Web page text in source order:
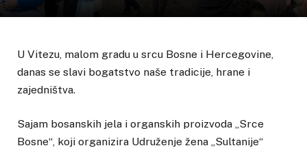
U Vitezu, malom gradu u srcu Bosne i Hercegovine,
danas se slavi bogatstvo naše tradicije, hrane i
zajedništva.
Sajam bosanskih jela i organskih proizvoda „Srce
Bosne“, koji organizira Udruženje žena „Sultanije“